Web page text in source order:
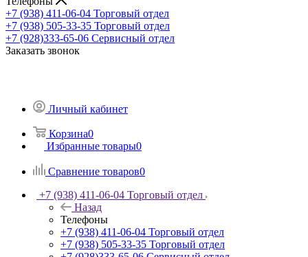
+7 (938) 411-06-04 Торговый отдел
+7 (938) 505-33-35 Торговый отдел
+7 (928)333-65-06 Сервисный отдел
Заказать звонок
Личный кабинет
Корзина0
Избранные товары0
Сравнение товаров0
+7 (938) 411-06-04 Торговый отдел
Назад
Телефоны
+7 (938) 411-06-04 Торговый отдел
+7 (938) 505-33-35 Торговый отдел